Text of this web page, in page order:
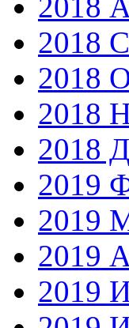
2018
2018
2018
2018
2019
2019
2019
2019